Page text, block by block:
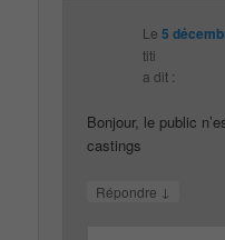
Le5
titi
a dit :
Bonjour, le public
castings
Répondre ↓